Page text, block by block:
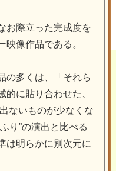
お際立った完成度を
映像作品である。
の多くは、「それら
的に貼り合わせた、
ないものが少なくな
り”の演出と比べる
は明らかに別次元に